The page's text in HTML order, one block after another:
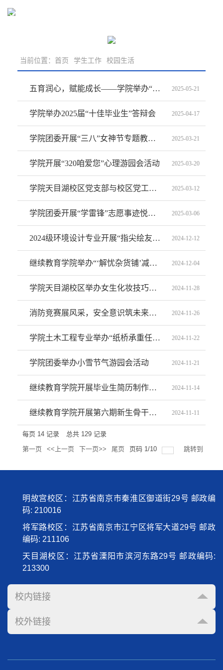
学生工作
当前位置： 首页 学生工作 校园生活
五育润心，赋能成长——学院举办“525我爱我”心理嘉年华活动 2025-05-21
学院举办2025届“十佳毕业生”答辩会 2025-04-17
学院团委开展“三八”女神节专题教育活动 2025-03-21
学院开展“320咱爱您”心理游园会活动 2025-03-20
学院天目湖校区党支部与校区党工委第二党支部联合开展植树节主题党日教育共建活动 2025-03-12
学院团委开展“学雷锋”志愿事迹悦享会 2025-03-06
2024级环境设计专业开展“指尖绘友，艺起向未来”专业艺术活动 2024-12-12
继续教育学院举办“‘解忧杂货铺’减压赋能，轻松前行”心理主题活动 2024-12-04
学院天目湖校区举办女生化妆技巧分享会活动 2024-11-28
消防竞赛展风采，安全意识筑未来——消防安全主题团日活动 2024-11-26
学院土木工程专业举办“纸桥承重任，创意筑未来”A4纸桥搭建实践活动 2024-11-22
学院团委举办小雪节气游园会活动 2024-11-21
继续教育学院开展毕业生简历制作指导会 2024-11-14
继续教育学院开展第六期新生骨干应急救援培训 2024-11-11
每页 14 记录 总共 129 记录
第一页
<<上一页 下一页>> 尾页 页码 1/10 跳转到
明故宫校区：江苏省南京市秦淮区御道街29号 邮政编
码: 210016
将军路校区：江苏省南京市江宁区将军大道29号 邮政
编码: 211106
天目湖校区：江苏省溧阳市滨河东路29号 邮政编码:
213300
校内链接
校外链接